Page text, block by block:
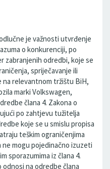
je važnosti utvrđenje
o konkurenciji, po
zabranjenih odredbi, koje se
spriječavanje ili
na relevantnom tržištu BiH,
marki Volkswagen,
člana 4. Zakona o
po zahtjevu tužitelja
koje se u smislu propisa
teškim ograničenjima
mogu pojedinačno izuzeti
sporazumima iz člana 4.
na odredbe člana